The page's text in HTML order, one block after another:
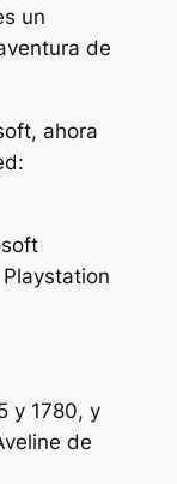
un
de
ahora
y 1780, y
de